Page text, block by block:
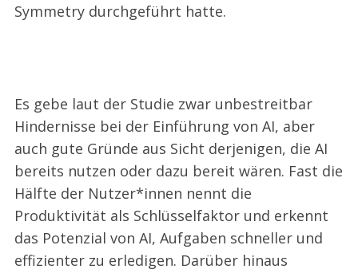
Symmetry durchgeführt hatte.
Es gebe laut der Studie zwar unbestreitbar
Hindernisse bei der Einführung von AI, aber
auch gute Gründe aus Sicht derjenigen, die AI
bereits nutzen oder dazu bereit wären. Fast die
Hälfte der Nutzer*innen nennt die
Produktivität als Schlüsselfaktor und erkennt
das Potenzial von AI, Aufgaben schneller und
effizienter zu erledigen. Darüber hinaus